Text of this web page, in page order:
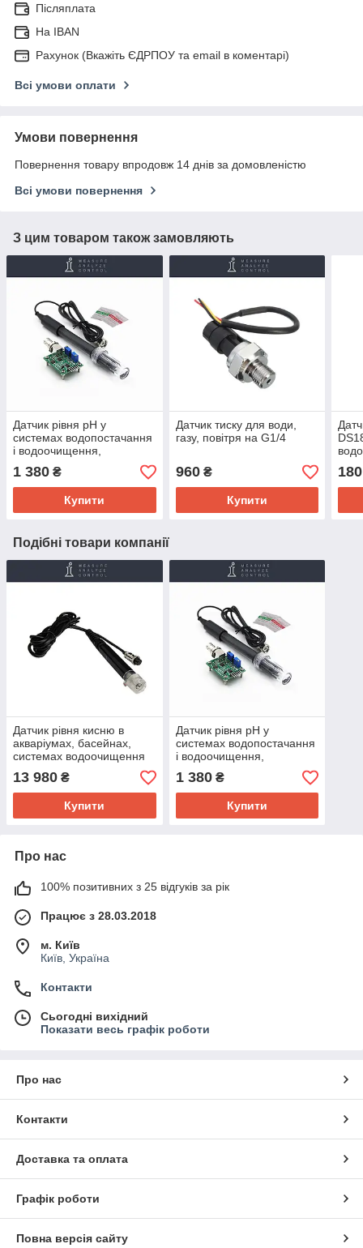
Післяплата
На IBAN
Рахунок (Вкажіть ЄДРПОУ та email в коментарі)
Всі умови оплати
Умови повернення
Повернення товару впродовж 14 днів за домовленістю
Всі умови повернення
З цим товаром також замовляють
Датчик рівня pH у
системах водопостачання
і водоочищення,
акваріумах і басейнах
1 380 ₴
Купити
Датчик тиску для води,
газу, повітря на G1/4
960₴
Купити
180
Подібні товари компанії
Датчик рівня кисню в
акваріумах, басейнах,
системах водоочищення
13 980 ₴
Купити
Датчик рівня pH у
системах водопостачання
і водоочищення,
1 380₴
Купити
Про нас
100% позитивних з 25 відгуків за рік
Працює з 28.03.2018
м. Київ
Київ, Україна
Контакти
Сьогодні вихідний
Показати весь графік роботи
Про нас
Контакти
Доставка та оплата
Графік роботи
Повна версія сайту